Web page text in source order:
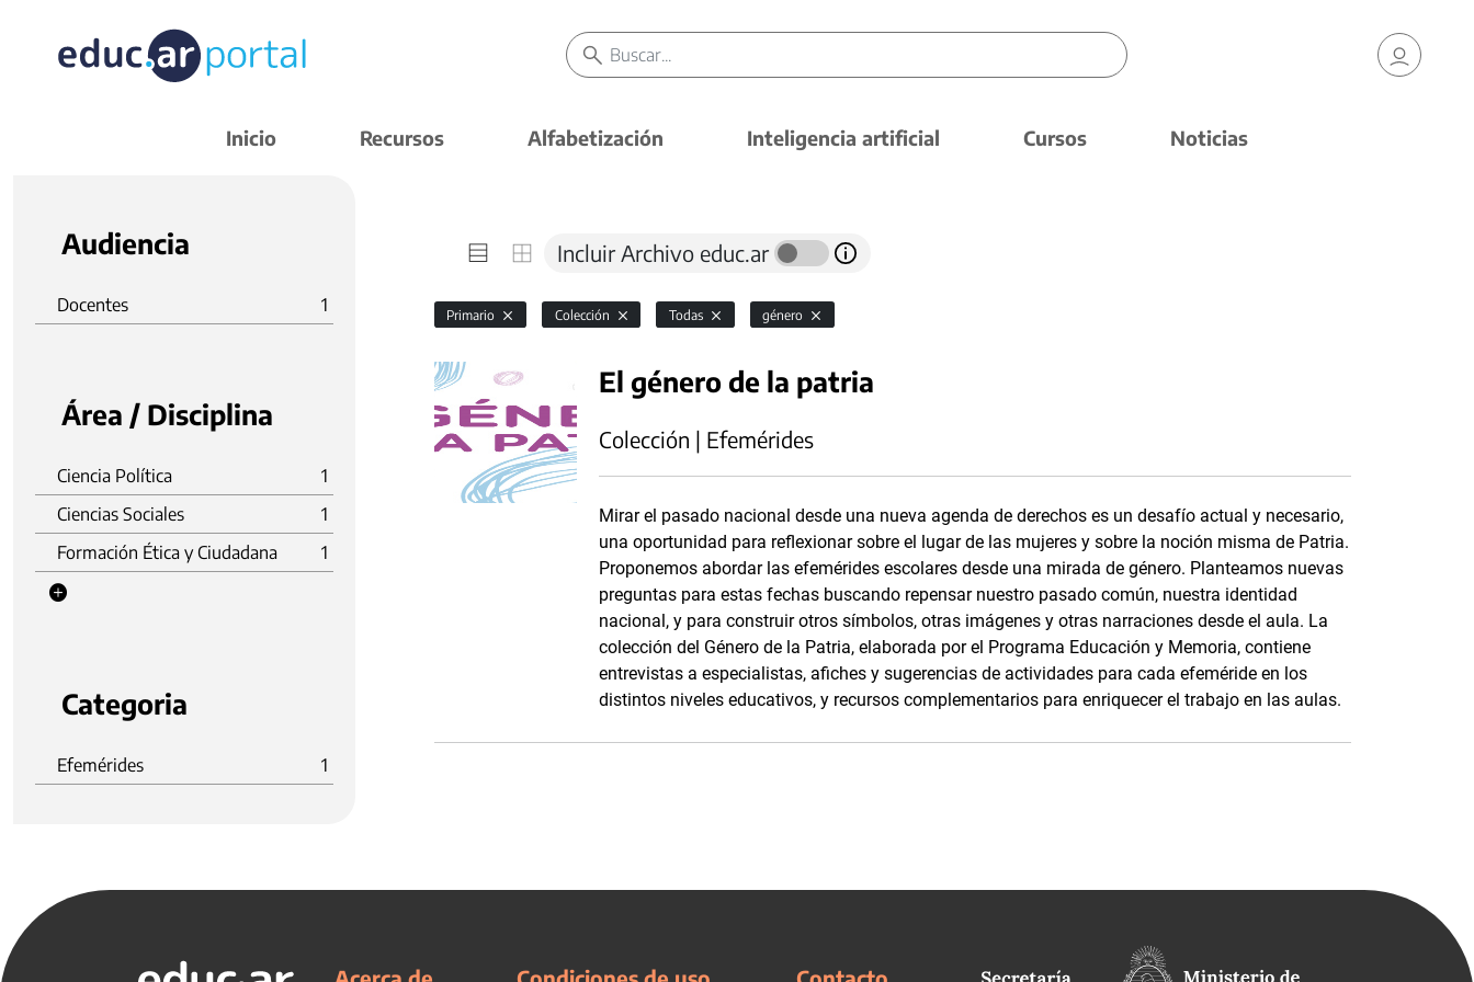
Inicio Recursos Alfabetización Inteligencia artificial Cursos Noticias
Audiencia
Docentes 1
Área / Disciplina
Ciencia Política
1
Ciencias Sociales
1
Formación Ética y Ciudadana
1
Categoria
Efemérides 1
Incluir Archivo educ.ar
Primario Colección Todas género
El género de la patria
Colección | Efemérides
Mirar el pasado nacional desde una nueva agenda de derechos es un desafío actual y necesario,
una oportunidad para reflexionar sobre el lugar de las mujeres y sobre la noción misma de Patria.
Proponemos abordar las efemérides escolares desde una mirada de género. Planteamos nuevas
preguntas para estas fechas buscando repensar nuestro pasado común, nuestra identidad
nacional, y para construir otros símbolos, otras imágenes y otras narraciones desde el aula. La
colección del Género de la Patria, elaborada por el Programa Educación y Memoria, contiene
entrevistas a especialistas, afiches y sugerencias de actividades para cada efeméride en los
distintos niveles educativos, y recursos complementarios para enriquecer el trabajo en las aulas.